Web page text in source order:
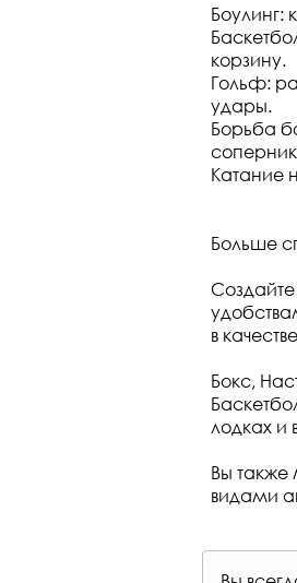
Боулинг:
корзину.
Гольф:
удары.
Борьба
Катание
Больше
в
Бокс,
лодках и
Вы также
видами